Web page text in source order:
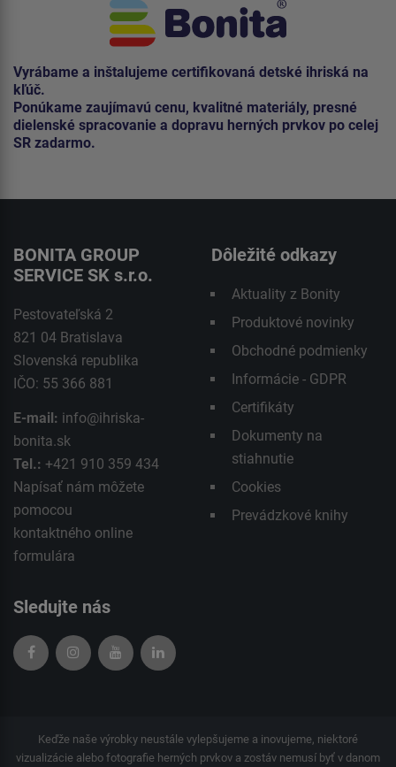
Vyrábame a inštalujeme certifikovaná detské ihriská na
kľúč.
Ponúkame zaujímavú cenu, kvalitné materiály, presné
dielenské spracovanie a dopravu herných prvkov po celej
SR zadarmo.
BONITA GROUP
SERVICE SK s.r.o.
Pestovateľská 2
821 04 Bratislava
Slovenská republika
IČO: 55 366 881
E-mail: info@ihriska-
bonita.sk
Tel.: +421 910 359 434
Napísať nám môžete
pomocou
kontaktného online
formulára
Dôležité odkazy
Aktuality z Bonity
Produktové novinky
Obchodné podmienky
Informácie - GDPR
Certifikáty
Dokumenty na
stiahnutie
Cookies
Prevádzkové knihy
Sledujte nás
Keďže naše výrobky neustále vylepšujeme a inovujeme, niektoré
vizualizácie alebo fotografie herných prvkov a zostáv nemusí byť v danom